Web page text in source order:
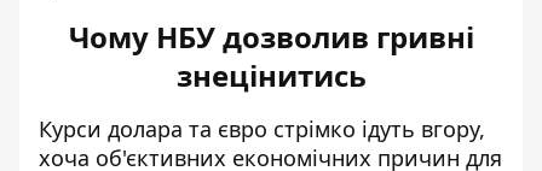
Чому НБУ дозволив гривні
знецінитись
Курси долара та євро стрімко ідуть вгору,
хоча об'єктивних економічних причин для